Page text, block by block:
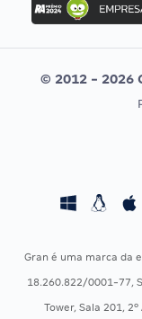
Concurso MPU
Editais publicados
CONCURSOS POR
Concursos Fiscais
Concursos Saúde
© 2012 - 2026
Gran é uma marca da
18.260.822/0001-77,
Tower, Sala 201,